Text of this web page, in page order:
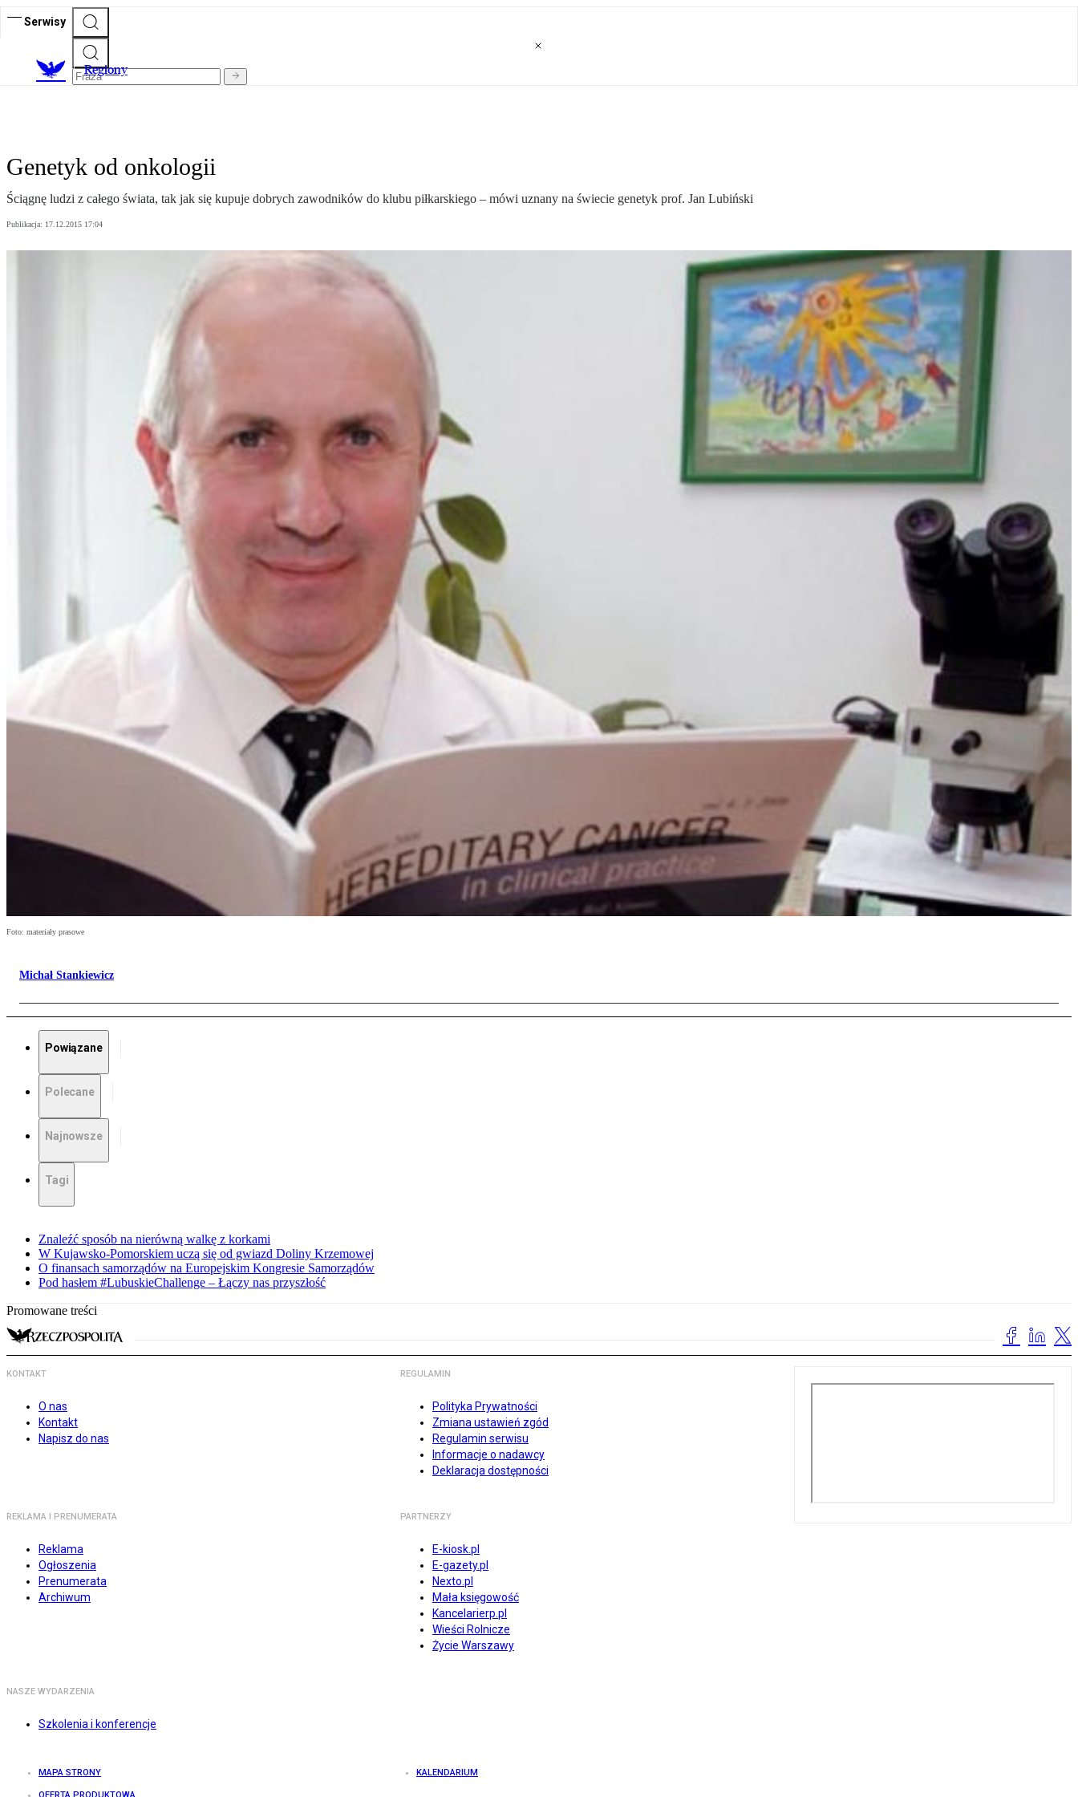
Serwisy
Regiony
Genetyk od onkologii
Ściągnę ludzi z całego świata, tak jak się kupuje dobrych zawodników do klubu piłkarskiego – mówi uznany na świecie genetyk prof. Jan Lubiński
Publikacja: 17.12.2015 17:04
Foto: materiały prasowe
Michał Stankiewicz
Powiązane
Polecane
Najnowsze
Tagi
Znaleźć sposób na nierówną walkę z korkami
W Kujawsko-Pomorskiem uczą się od gwiazd Doliny Krzemowej
O finansach samorządów na Europejskim Kongresie Samorządów
Pod hasłem #LubuskieChallenge – Łączy nas przyszłość
Promowane treści
KONTAKT
O nas
Kontakt
Napisz do nas
REGULAMIN
Polityka Prywatności
Zmiana ustawień zgód
Regulamin serwisu
Informacje o nadawcy
Deklaracja dostępności
REKLAMA I PRENUMERATA
Reklama
Ogłoszenia
Prenumerata
Archiwum
PARTNERZY
E-kiosk.pl
E-gazety.pl
Nexto.pl
Mała księgowość
Kancelarierp.pl
Wieści Rolnicze
Życie Warszawy
NASZE WYDARZENIA
Szkolenia i konferencje
MAPA STRONY KALENDARIUM